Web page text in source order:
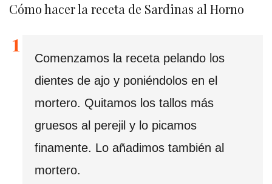
Cómo hacer la receta de Sardinas al Horno
Comenzamos la receta pelando los
dientes de ajo y poniéndolos en el
mortero. Quitamos los tallos más
gruesos al perejil y lo picamos
finamente. Lo añadimos también al
mortero.